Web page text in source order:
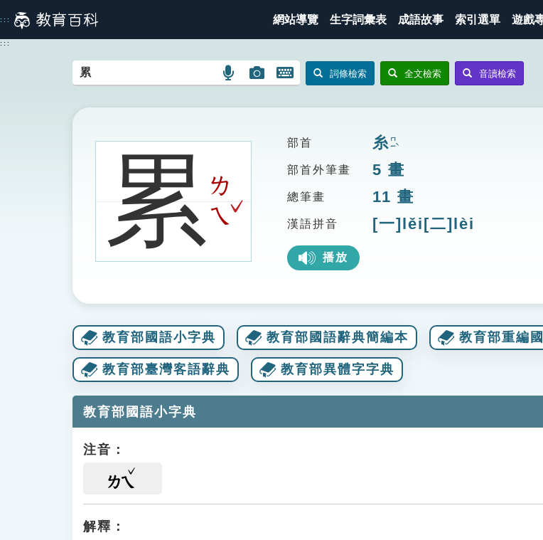
到
主
::: 網站導覽 生字詞彙表 成語故事 索引選單 遊戲
:::
語
搜
圖
圖
搜
開
鍵
圖
詞條檢索 全文檢索 音讀檢索
累ㄌ
ㄟ
ˇ
部首 糸ㄇㄧˋ
部首外筆畫 5 畫
總筆畫 11 畫
漢語拼音 [一]lěi[二]lèi
播放
教育部國語小字典 教育部國語辭典簡編本 教育部重編
教育部臺灣客語辭典 教育部異體字字典
教育部國語小字典
注音：
ㄌㄟ
解釋：